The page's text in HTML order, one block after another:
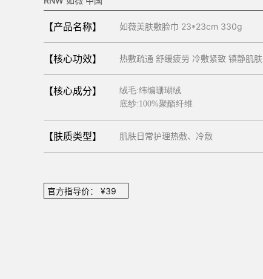
【产品名称】 如薇美肤敷脸巾 23*23cm 330g
【核心功效】 热敷疏通 舒缓疲劳 冷敷紧致 镇静肌肤
【核心成分】
绒毛:纬编珊瑚绒
底纱:100%聚酯纤维
【肤质类型】 肌肤日常护理热敷、冷敷
官方指导价： ¥39